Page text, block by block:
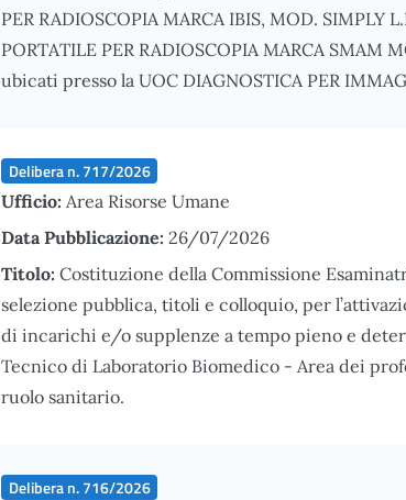
PER RADIOSCOPIA MARCA IBIS, MOD. SIMPLY
PORTATILE PER RADIOSCOPIA MARCA SMAM
ubicati presso la UOC DIAGNOSTICA PER
Delibera n. 717/2026
Ufficio: Area Risorse Umane
Data Pubblicazione: 26/07/2026
Titolo: Costituzione della Commissione
selezione pubblica, titoli e colloquio, per
di incarichi e/o supplenze a tempo pieno e
Tecnico di Laboratorio Biomedico - Area dei
ruolo sanitario.
Delibera n. 716/2026